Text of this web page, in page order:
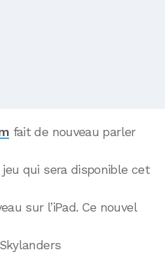
fait de nouveau parler
qui sera disponible cet
sur l’iPad. Ce nouvel